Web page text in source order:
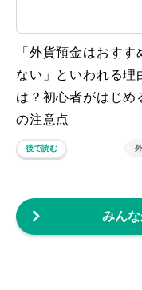
「外貨預金はおすす
ない」といわれる理
は？初心者がはじめ
の注意点
後で読む
みん